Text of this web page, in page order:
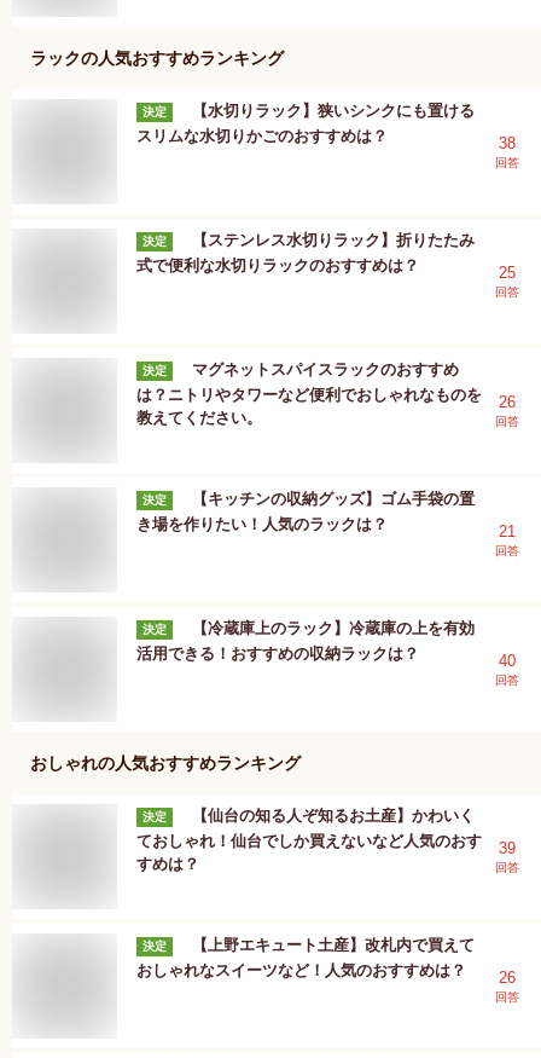
ラックの人気おすすめランキング
決定
【水切りラック】狭いシンクにも置ける
スリムな水切りかごのおすすめは？
38
回答
決定
【ステンレス水切りラック】折りたたみ
式で便利な水切りラックのおすすめは？
25
回答
決定
マグネットスパイスラックのおすすめ
は？ニトリやタワーなど便利でおしゃれなものを
教えてください。
26
回答
決定
【キッチンの収納グッズ】ゴム手袋の置
き場を作りたい！人気のラックは？
21
回答
決定
【冷蔵庫上のラック】冷蔵庫の上を有効
活用できる！おすすめの収納ラックは？
40
回答
おしゃれの人気おすすめランキング
決定
【仙台の知る人ぞ知るお土産】かわいく
ておしゃれ！仙台でしか買えないなど人気のおす
すめは？
39
回答
決定
【上野エキュート土産】改札内で買えて
おしゃれなスイーツなど！人気のおすすめは？
26
回答